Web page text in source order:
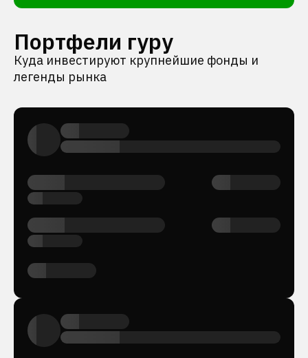
Портфели гуру
Куда инвестируют крупнейшие фонды и
легенды рынка